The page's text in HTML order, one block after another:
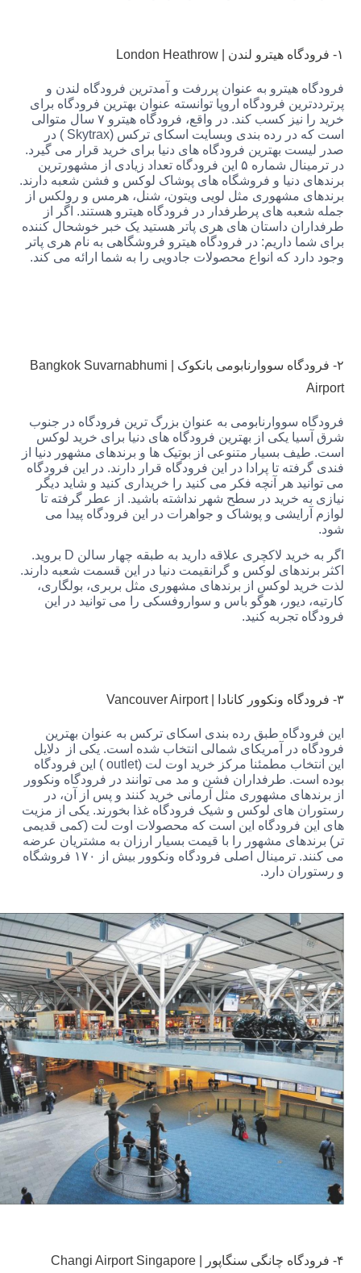
هیترو به عنوان پررفت و آمدترین فرودگاه لندن و
فرودگاه اروپا توانسته عنوان بهترین فرودگاه برای
خرید را نیز کسب کند. در واقع، فرودگاه هیترو ۷ سال متوالی
است که در رده بندی وبسایت اسکای ترکس (Skytrax ) در
بهترین فرودگاه های دنیا برای خرید قرار می گیرد.
در ترمینال شماره ۵ این فرودگاه تعداد زیادی از مشهورترین
دنیا و فروشگاه های پوشاک لوکس و فشن شعبه دارند.
مشهوری مثل لویی ویتون، شنل، هرمس و رولکس از
های پرطرفدار در فرودگاه هیترو هستند. اگر از
داستان های هری پاتر هستید یک خبر خوشحال کننده
داریم: در فرودگاه هیترو فروشگاهی به نام هری پاتر
که انواع محصولات جادویی را به شما ارائه می کند.
۲- فرودگاه سووارنابومی بانکوک | Bangkok Suvarnabhumi
سووارنابومی به عنوان بزرگ ترین فرودگاه در جنوب
یکی از بهترین فرودگاه های دنیا برای خرید لوکس
بسیار متنوعی از بوتیک ها و برندهای مشهور دنیا از
تا پرادا در این فرودگاه قرار دارند. در این فرودگاه
هر آنچه فکر می کنید را خریداری کنید و شاید دیگر
خرید در سطح شهر نداشته باشید. از عطر گرفته تا
و پوشاک و جواهرات در این فرودگاه پیدا می
اگر به خرید لاکچری علاقه دارید به طبقه چهار سالن D بروید.
لوکس و گرانقیمت دنیا در این قسمت شعبه دارند.
لوکس از برندهای مشهوری مثل بربری، بولگاری،
دیور، هوگو باس و سواروفسکی را می توانید در این
تجربه کنید.
طبق رده بندی اسکای ترکس به عنوان بهترین
در آمریکای شمالی انتخاب شده است. یکی از دلایل
این انتخاب مطمئنا مرکز خرید اوت لت (outlet ) این فرودگاه
طرفداران فشن و مد می توانند در فرودگاه ونکوور
مشهوری مثل آرمانی خرید کنند و پس از آن، در
های لوکس و شیک فرودگاه غذا بخورند. یکی از مزیت
فرودگاه این است که محصولات اوت لت (کمی قدیمی
مشهور را با قیمت بسیار ارزان به مشتریان عرضه
می کنند. ترمینال اصلی فرودگاه ونکوور بیش از ۱۷۰ فروشگاه
دارد.